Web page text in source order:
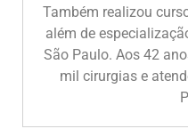
Também realizou
além de
São Paulo. Aos 42
mil cirurgias e